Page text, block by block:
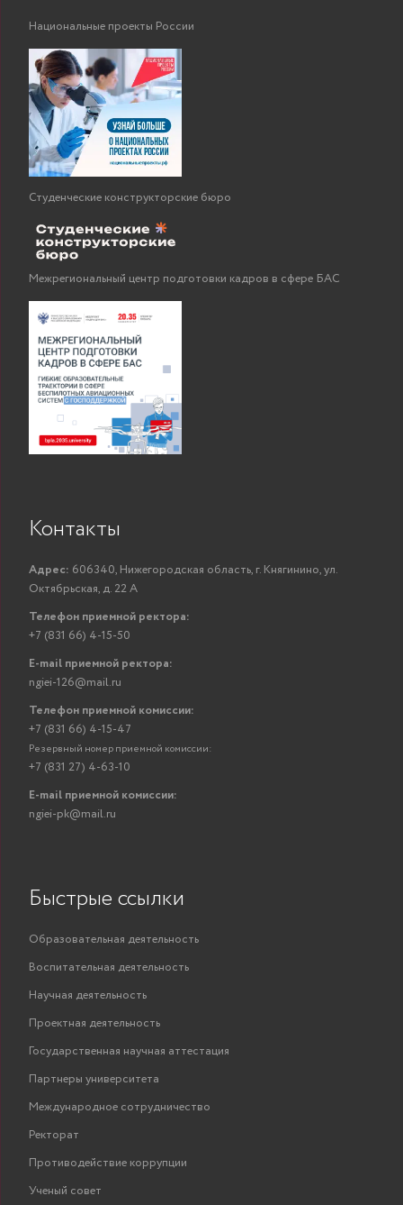
Национальные проекты России
Студенческие конструкторские бюро
Межрегиональный центр подготовки кадров в сфере БАС
Контакты
Адрес: 606340, Нижегородская область, г. Княгинино, ул.
Октябрьская, д. 22 А
Телефон приемной ректора:
+7 (831 66) 4-15-50
E-mail приемной ректора:
ngiei-126@mail.ru
Телефон приемной комиссии:
+7 (831 66) 4-15-47
Резервный номер приемной комиссии:
+7 (831 27) 4-63-10
E-mail приемной комиссии:
ngiei-pk@mail.ru
Быстрые ссылки
Образовательная деятельность
Воспитательная деятельность
Научная деятельность
Проектная деятельность
Государственная научная аттестация
Партнеры университета
Международное сотрудничество
Ректорат
Противодействие коррупции
Ученый совет